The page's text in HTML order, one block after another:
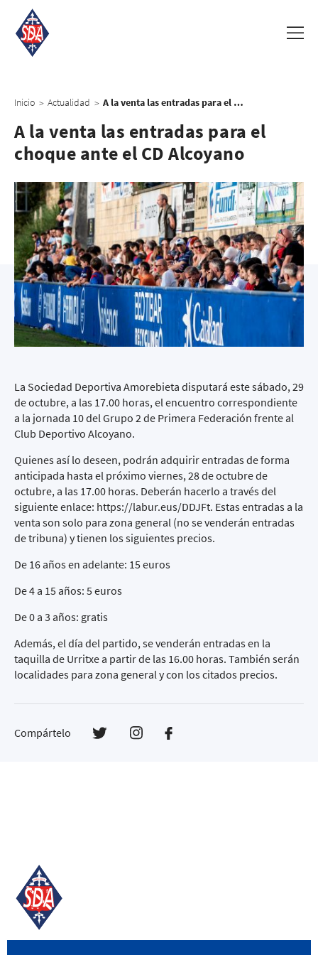
Inicio > Actualidad > A la venta las entradas para el choque ante el CD Alcoyano
A la venta las entradas para el
choque ante el CD Alcoyano
La Sociedad Deportiva Amorebieta disputará este sábado, 29
de octubre, a las 17.00 horas, el encuentro correspondiente
a la jornada 10 del Grupo 2 de Primera Federación frente al
Club Deportivo Alcoyano.
Quienes así lo deseen, podrán adquirir entradas de forma
anticipada hasta el próximo viernes, 28 de octubre de
octubre, a las 17.00 horas. Deberán hacerlo a través del
siguiente enlace: https://labur.eus/DDJFt. Estas entradas a la
venta son solo para zona general (no se venderán entradas
de tribuna) y tienen los siguientes precios.
De 16 años en adelante: 15 euros
De 4 a 15 años: 5 euros
De 0 a 3 años: gratis
Además, el día del partido, se venderán entradas en la
taquilla de Urritxe a partir de las 16.00 horas. También serán
localidades para zona general y con los citados precios.
Compártelo